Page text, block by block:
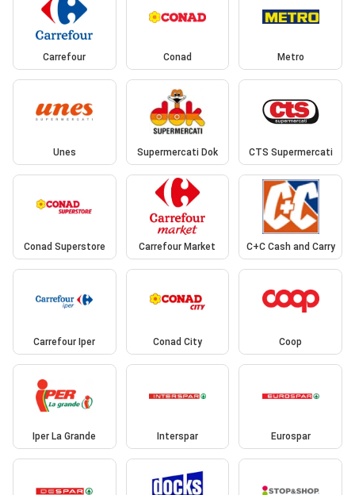
Carrefour Conad Metro
Unes Supermercati Dok CTS Supermercati
Conad Superstore Carrefour Market C+C Cash and Carry
Carrefour Iper Conad City Coop
Iper La Grande Interspar Eurospar